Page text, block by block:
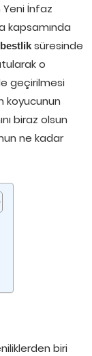
Yeni İnfaz
kapsamında
süresinde
o
geçirilmesi
koyucunun
biraz olsun
ne kadar
biri